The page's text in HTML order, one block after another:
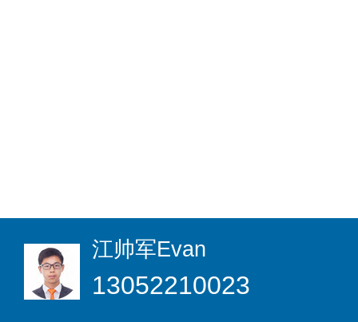
江帅军Evan
13052210023